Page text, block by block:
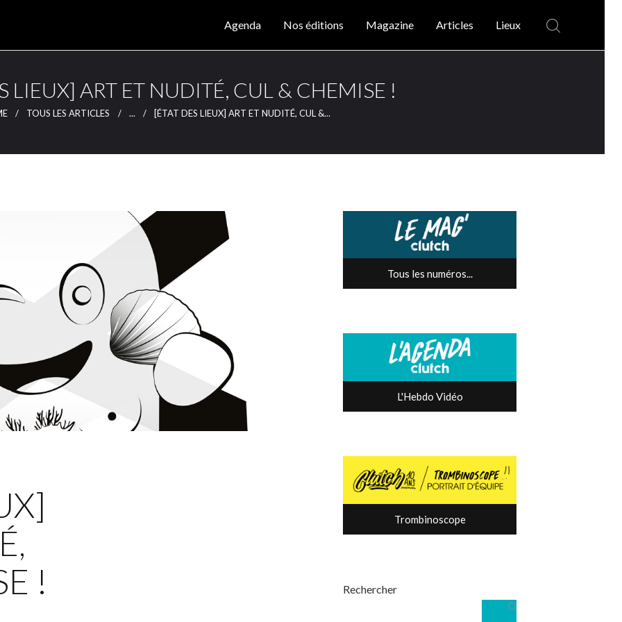
Agenda Nos éditions Magazine Articles Lieux
LIEUX] ART ET NUDITÉ, CUL & CHEMISE !
TOUS LES ARTICLES ... [ÉTAT DES LIEUX] ART ET NUDITÉ, CUL &...
CLUTCH
Nos éditions
Magazine
Articles
Lieux
!
Tous les numéros...
L'Hebdo Vidéo
Trombinoscope
Rechercher